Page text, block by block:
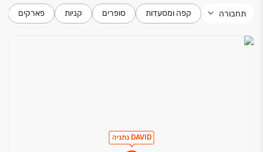
תחבורה קפה ומסעדות סופרים קניות פארקים
DAVID נתניה